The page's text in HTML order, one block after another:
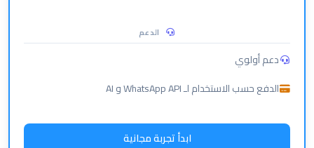
الدعم
دعم أولوي
الدفع حسب الاستخدام لـ WhatsApp API و AI
ابدأ تجربة مجانية